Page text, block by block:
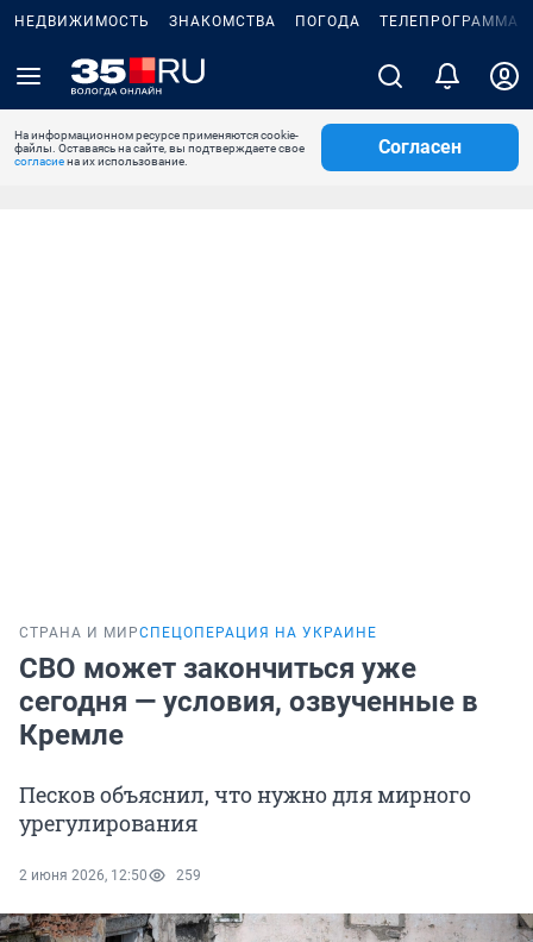
НЕДВИЖИМОСТЬ ЗНАКОМСТВА ПОГОДА ТЕЛЕПРОГРАММА
На информационном ресурсе применяются cookie-
файлы. Оставаясь на сайте, вы подтверждаете свое
согласиена их использование.
Согласен
СТРАНА И МИРСПЕЦОПЕРАЦИЯ НА УКРАИНЕ
СВО может закончиться уже
сегодня — условия, озвученные в
Кремле
Песков объяснил, что нужно для мирного
урегулирования
2 июня 2026, 12:50 259